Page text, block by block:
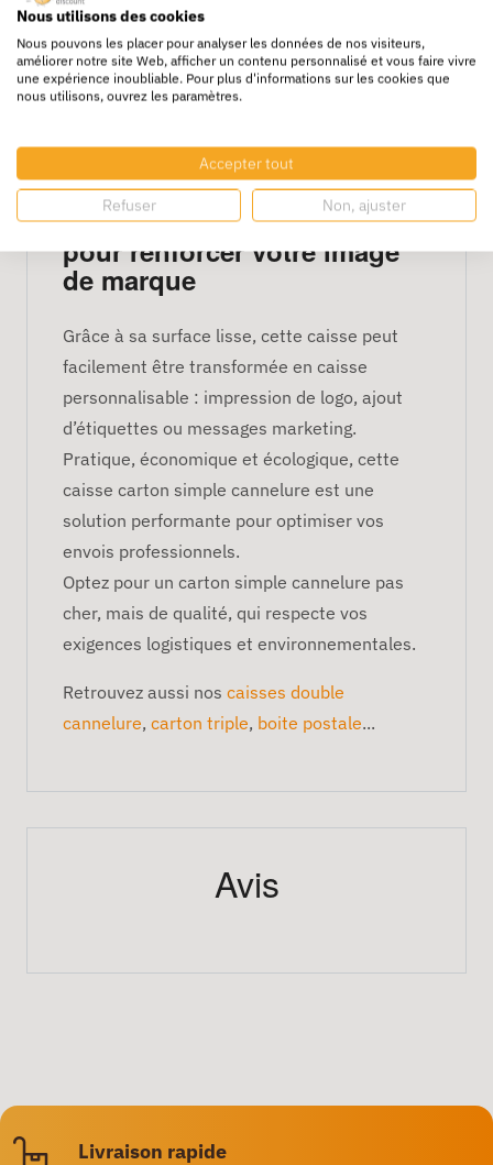
permet également de s’inscrire dans une
démarche écoresponsable, un critère de plus
en plus valorisé par les entreprises.
emballage polyvalent, parfait pour des
articles techniques, textiles ou accessoires.
Une caisse personnalisable
pour renforcer votre image
de marque
Grâce à sa surface lisse, cette caisse peut
facilement être transformée en caisse
personnalisable : impression de logo, ajout
d’étiquettes ou messages marketing.
Pratique, économique et écologique, cette
caisse carton simple cannelure est une
solution performante pour optimiser vos
envois professionnels.
Optez pour un carton simple cannelure pas
cher, mais de qualité, qui respecte vos
exigences logistiques et environnementales.
Retrouvez aussi nos caisses double
cannelure, carton triple, boite postale...
Avis
Livraison rapide
Nous utilisons des cookies
Nous pouvons les placer pour analyser les données de nos visiteurs,
améliorer notre site Web, afficher un contenu personnalisé et vous faire vivre
une expérience inoubliable. Pour plus d'informations sur les cookies que
nous utilisons, ouvrez les paramètres.
Accepter tout
Refuser Non, ajuster